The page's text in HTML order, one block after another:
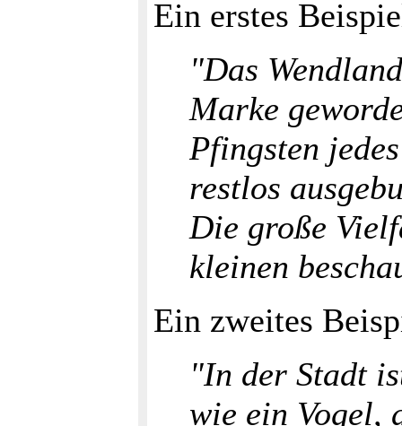
Ein erstes
"Das
Marke
Pfingsten
restlos
Die große
kleinen
Ein zweites
"In der Stadt
wie ein Vogel,